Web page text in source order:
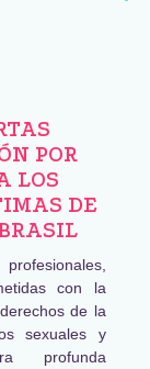
POR
LOS
DE
con la
de la
sexuales y
profunda